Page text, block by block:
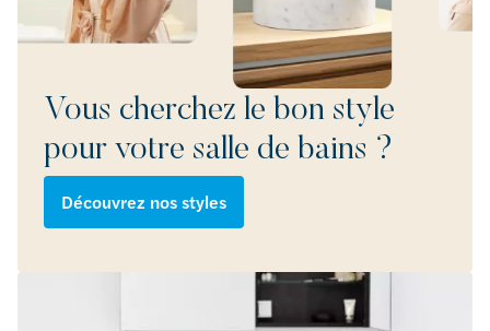
Vous cherchez le bon style
pour votre salle de bains ?
Découvrez nos styles